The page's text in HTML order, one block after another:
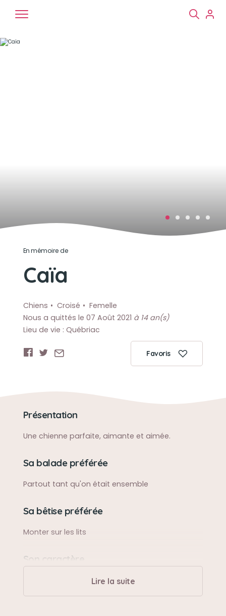
En mémoire de
Caïa
Chiens Croisé
Femelle
Nous a quittés le 07 Août 2021 à 14 an(s)
Lieu de vie : Québriac
Favoris
Présentation
Une chienne parfaite, aimante et aimée.
Sa balade préférée
Partout tant qu'on était ensemble
Sa bêtise préférée
Monter sur les lits
Son caractère
Joueur, pot de colleLire la suite